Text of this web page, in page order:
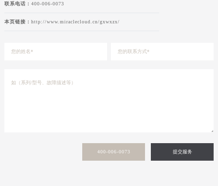
联系电话： 400-006-0073
本页链接： http://www.miraclecloud.cn/gxwxzx/
400-006-0073 提交服务